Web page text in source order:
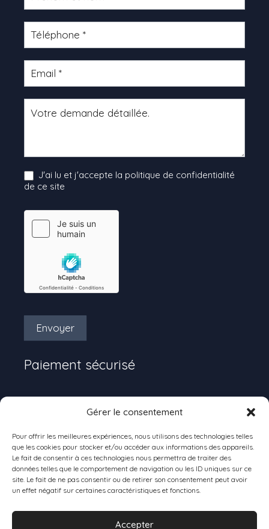
Gérer le consentement
Pour offrir les meilleures expériences, nous utilisons des technologies telles
que les cookies pour stocker et/ou accéder aux informations des appareils.
Le fait de consentir à ces technologies nous permettra de traiter des
données telles que le comportement de navigation ou les ID uniques sur ce
site. Le fait de ne pas consentir ou de retirer son consentement peut avoir
un effet négatif sur certaines caractéristiques et fonctions.
Accepter
produit
J'ai lu et j'accepte la politique de confidentialité
de ce site
Envoyer
Paiement sécurisé
Livraison